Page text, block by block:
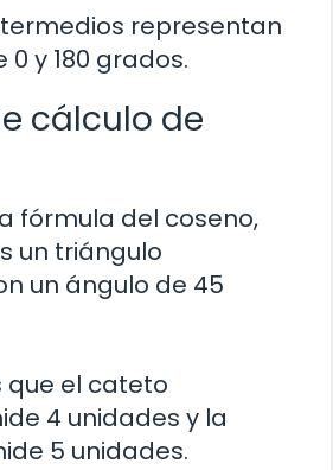
representan
y 180 grados.
cálculo de
fórmula del coseno,
un triángulo
un ángulo de 45
que el cateto
4 unidades y la
5 unidades.